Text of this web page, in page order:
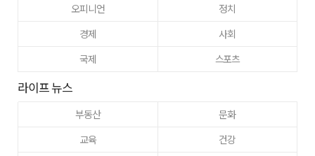
오피니언
정치
경제
사회
국제
스포츠
라이프 뉴스
부동산
문화
교육
건강